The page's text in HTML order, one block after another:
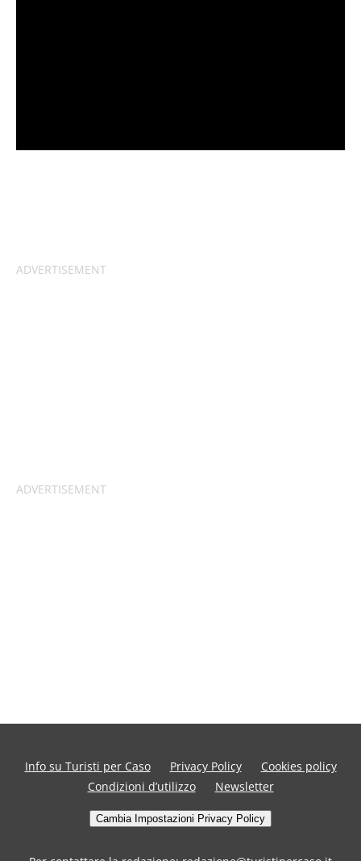
Info su Turisti per Caso Privacy Policy
Cookies policy
Condizioni d’utilizzo
Newsletter
Cambia Impostazioni Privacy Policy